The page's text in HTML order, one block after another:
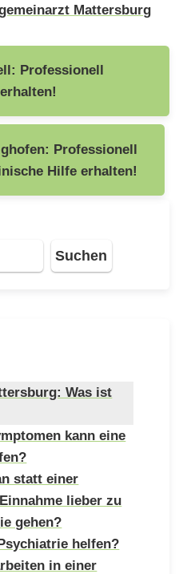
Mattersburg
Professionell
Professionell
Hilfe erhalten!
Suchen
Was ist
kann eine
statt einer
lieber zu
gehen?
helfen?
in einer